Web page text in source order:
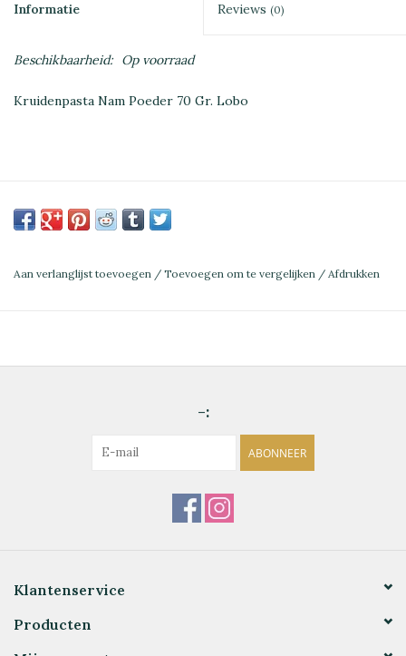
Informatie Reviews (0)
Beschikbaarheid: Op voorraad
Kruidenpasta Nam Poeder 70 Gr. Lobo
Aan verlanglijst toevoegen / Toevoegen om te vergelijken / Afdrukken
-:
ABONNEER
Klantenservice
Producten